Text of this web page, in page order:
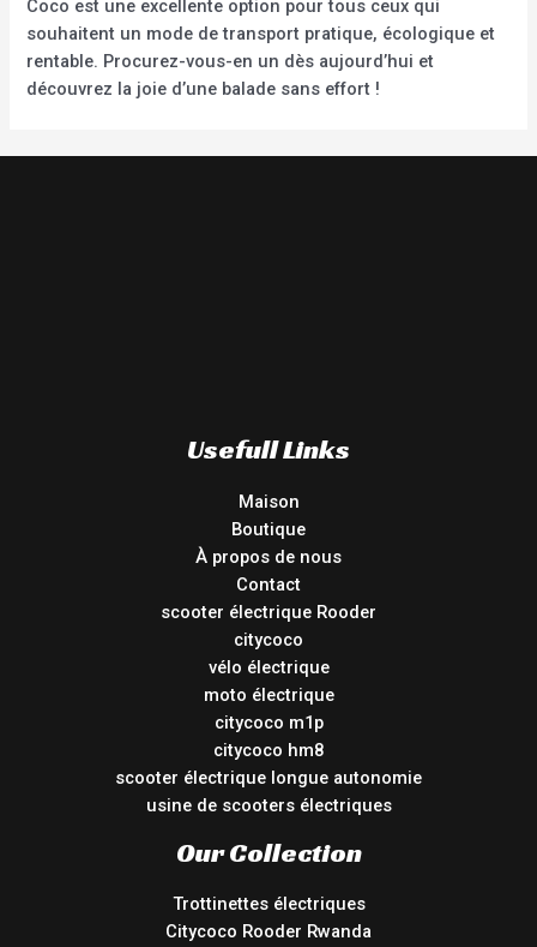
Coco est une excellente option pour tous ceux qui
souhaitent un mode de transport pratique, écologique et
rentable. Procurez-vous-en un dès aujourd’hui et
découvrez la joie d’une balade sans effort !
Usefull Links
Maison
Boutique
À propos de nous
Contact
scooter électrique Rooder
citycoco
vélo électrique
moto électrique
citycoco m1p
citycoco hm8
scooter électrique longue autonomie
usine de scooters électriques
Our Collection
Trottinettes électriques
Citycoco Rooder Rwanda